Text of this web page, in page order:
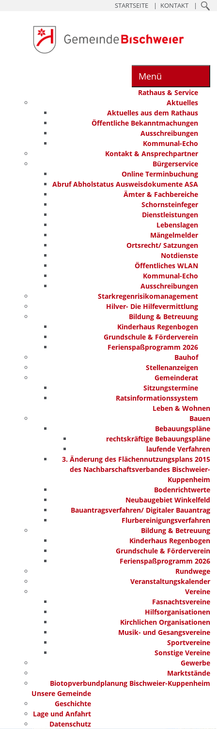
STARTSEITE KONTAKT
Menü
Rathaus & Service
Aktuelles
Aktuelles aus dem Rathaus
Öffentliche Bekanntmachungen
Ausschreibungen
Kommunal-Echo
Kontakt & Ansprechpartner
Bürgerservice
Online Terminbuchung
Abruf Abholstatus Ausweisdokumente ASA
Ämter & Fachbereiche
Schornsteinfeger
Dienstleistungen
Lebenslagen
Mängelmelder
Ortsrecht/ Satzungen
Notdienste
Öffentliches WLAN
Kommunal-Echo
Ausschreibungen
Starkregenrisikomanagement
Hilver- Die Hilfevermittlung
Bildung & Betreuung
Kinderhaus Regenbogen
Grundschule & Förderverein
Ferienspaßprogramm 2026
Bauhof
Stellenanzeigen
Gemeinderat
Sitzungstermine
Ratsinformationssystem
Leben & Wohnen
Bauen
Bebauungspläne
rechtskräftige Bebauungspläne
laufende Verfahren
3. Änderung des Flächennutzungsplans 2015
des Nachbarschaftsverbandes Bischweier-
Kuppenheim
Bodenrichtwerte
Neubaugebiet Winkelfeld
Bauantragsverfahren/ Digitaler Bauantrag
Flurbereinigungsverfahren
Bildung & Betreuung
Kinderhaus Regenbogen
Grundschule & Förderverein
Ferienspaßprogramm 2026
Rundwege
Veranstaltungskalender
Vereine
Fasnachtsvereine
Hilfsorganisationen
Kirchlichen Organisationen
Musik- und Gesangsvereine
Sportvereine
Sonstige Vereine
Gewerbe
Marktstände
Biotopverbundplanung Bischweier-Kuppenheim
Unsere Gemeinde
Geschichte
Lage und Anfahrt
Datenschutz